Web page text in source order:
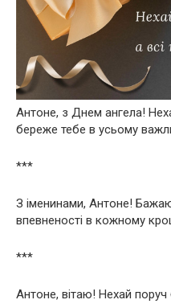
Антоне, з Днем ангела!
береже тебе в усьому
***
З іменинами, Антоне!
впевненості в кожному
***
Антоне, вітаю! Нехай